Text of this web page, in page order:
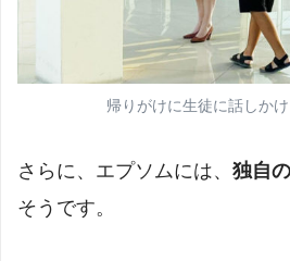
帰りがけに生徒に話しか
さらに、エプソムには、 独自
そうです。